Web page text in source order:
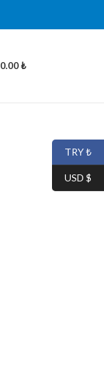
0.00₺
TRY ₺
USD $